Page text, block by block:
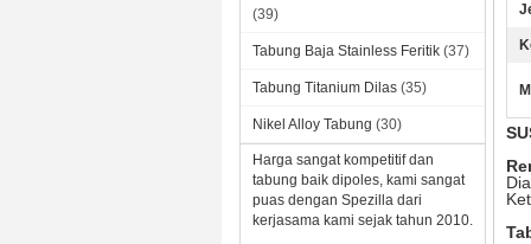
(39)
Tabung Baja Stainless Feritik (37)
Tabung Titanium Dilas (35)
Nikel Alloy Tabung (30)
Harga sangat kompetitif dan
tabung baik dipoles, kami sangat
puas dengan Spezilla dari
kerjasama kami sejak tahun 2010.